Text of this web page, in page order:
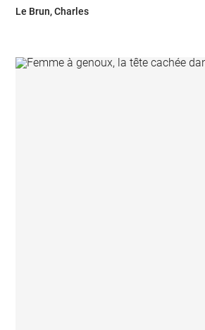
Le Brun, Charles